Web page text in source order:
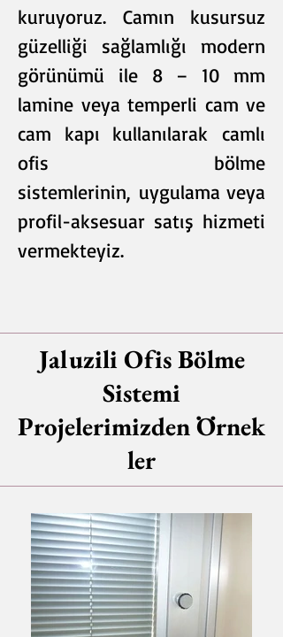
kuruyoruz. Camın kusursuz
güzelliği sağlamlığı modern
görünümü ile 8 – 10 mm
lamine veya temperli cam ve
cam kapı kullanılarak camlı
ofis bölme
sistemlerinin, uygulama veya
profil-aksesuar satış hizmeti
vermekteyiz.
Jaluzili Ofis Bölme
Sistemi
Projelerimizden Örnek
ler